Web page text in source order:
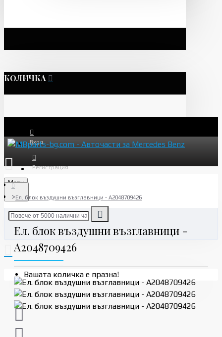
КОЛИЧКА
Вход
Регистрация
Menu
Вашата количка е празна!
Ел. блок въздушни възглавници - A2048709426
Ел. блок въздушни възглавници -
A2048709426